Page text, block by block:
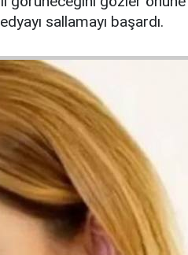
sallamayı başardı.